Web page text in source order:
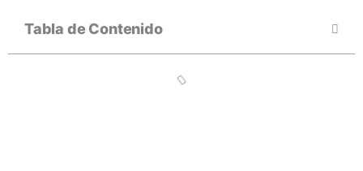
Tabla de Contenido